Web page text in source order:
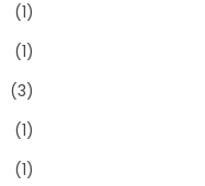
(1)
(1)
(3)
(1)
(1)